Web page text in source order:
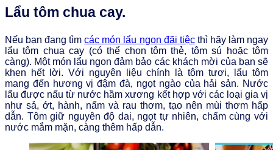
Lẩu tôm chua cay.
Nếu bạn đang tìmcác món lẩu ngon đãi tiệcthì hãy làm ngay
lẩu tôm chua cay (có thể chọn tôm thẻ, tôm sú hoặc tôm
càng). Một món lẩu ngon đảm bảo các khách mời của bạn sẽ
khen hết lời. Với nguyên liệu chính là tôm tươi, lẩu tôm
mang đến hương vị đậm đà, ngọt ngào của hải sản. Nước
lẩu được nấu từ nước hầm xương kết hợp với các loại gia vị
như sả, ớt, hành, nấm và rau thơm, tạo nên mùi thơm hấp
dẫn. Tôm giữ nguyên độ dai, ngọt tự nhiên, chấm cùng với
nước mắm mặn, càng thêm hấp dẫn.